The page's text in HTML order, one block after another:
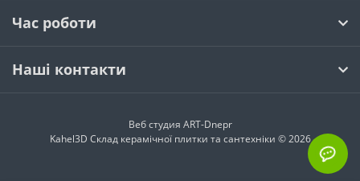
Час роботи
Наші контакти
Веб студия ART-Dnepr
Kahel3D Склад керамічної плитки та сантехніки © 2026